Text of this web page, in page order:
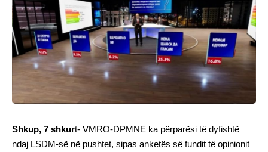
Shkup, 7 shkurt- VMRO-DPMNE ka përparësi të dyfishtë
ndaj LSDM-së në pushtet, sipas anketës së fundit të opinionit